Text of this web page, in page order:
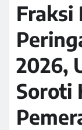
Fraksi
2026,
Soroti